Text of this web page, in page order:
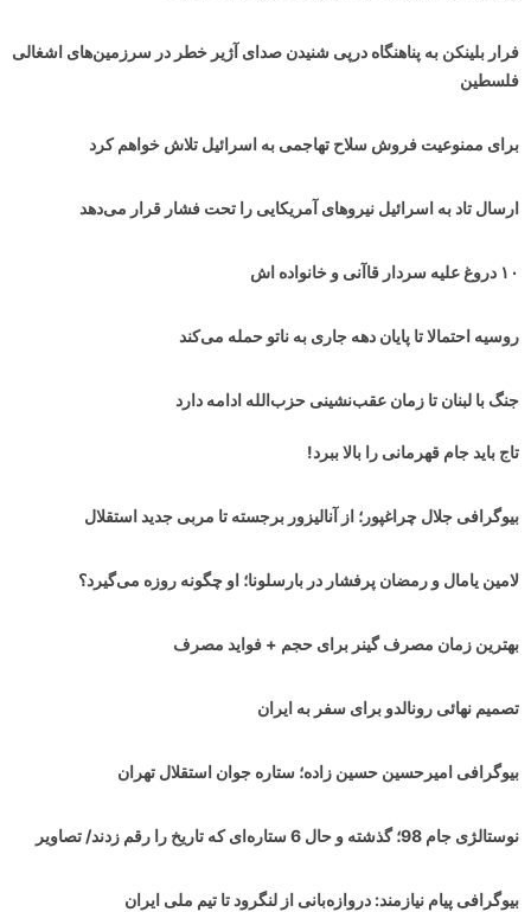
فرار بلینکن به پناهنگاه درپی شنیدن صدای آژیر خطر در سرزمین‌های اشغالی
فلسطین
برای ممنوعیت فروش سلاح تهاجمی به اسرائیل تلاش خواهم کرد
ارسال تاد به اسرائیل نیروهای آمریکایی را تحت فشار قرار می‌دهد
۱۰ دروغ علیه سردار قاآنی و خانواده اش
روسیه احتمالا تا پایان دهه جاری به ناتو حمله می‌کند
جنگ با لبنان تا زمان عقب‌نشینی حزب‌الله ادامه دارد
تاج باید جام قهرمانی را بالا ببرد!
بیوگرافی جلال چراغپور؛ از آنالیزور برجسته تا مربی جدید استقلال
لامین یامال و رمضان پرفشار در بارسلونا؛ او چگونه روزه می‌گیرد؟
بهترین زمان مصرف گینر برای حجم + فواید مصرف
تصمیم نهائی رونالدو برای سفر به ایران
بیوگرافی امیرحسین حسین زاده؛ ستاره جوان استقلال تهران
نوستالژی جام 98؛ گذشته و حال 6 ستاره‌ای که تاریخ را رقم زدند/ تصاویر
بیوگرافی پیام نیازمند: دروازه‌بانی از لنگرود تا تیم ملی ایران